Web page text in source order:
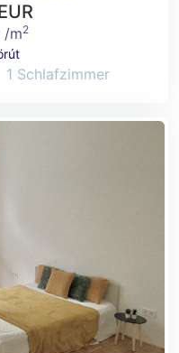
/m2
1 Schlafzimmer